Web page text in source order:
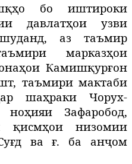
бо иштироки
давлатҳои узви
аз таъмир
марказҳои
Камишқурғон
таъмири мактаби
шаҳраки Чорух-
Зафаробод,
қисмҳои низомии
ва ғ. ба анҷом